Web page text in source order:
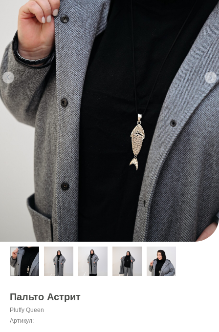
Пальто Астрит
Pluffy Queen
Артикул: